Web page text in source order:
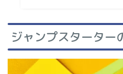
ジャンプスターター